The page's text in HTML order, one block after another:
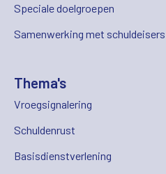
Speciale doelgroepen
Samenwerking met schuldeisers
Thema's
Vroegsignalering
Schuldenrust
Basisdienstverlening